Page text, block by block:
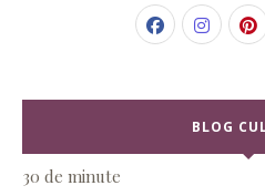
BLOG
30 de minute